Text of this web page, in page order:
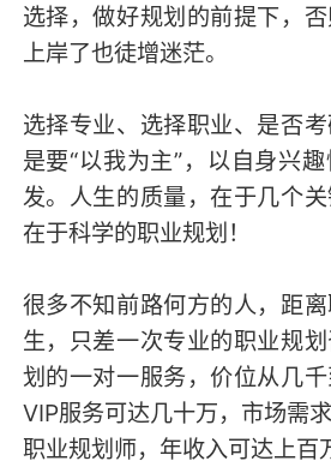
选择，做好规划的前提下，否
上岸了也徒增迷茫。
选择专业、选择职业、是否
是要“以我为主”，以自身兴
发。人生的质量，在于几个
在于科学的职业规划！
很多不知前路何方的人，距
生，只差一次专业的职业规
划的一对一服务，价位从几
VIP服务可达几十万，市场需
职业规划师，年收入可达上百